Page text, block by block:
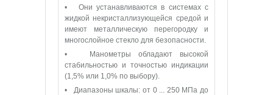
• Они устанавливаются в системах с
жидкой некристаллизующейся средой и
имеют металлическую перегородку и
многослойное стекло для безопасности.
• Манометры обладают высокой
стабильностью и точностью индикации
(1,5% или 1,0% по выбору).
• Диапазоны шкалы: от 0 ... 250 МПа до